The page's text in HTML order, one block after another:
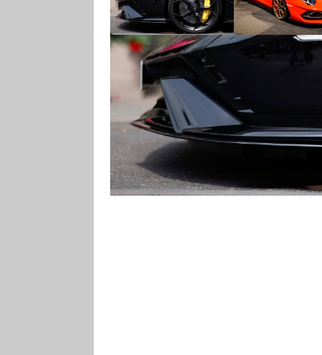
Luxusním vozem, který vzal 16.
vyústěním tunelu Blanka v
Aventador. Celokarbonový vůz
pouhých 320 km.